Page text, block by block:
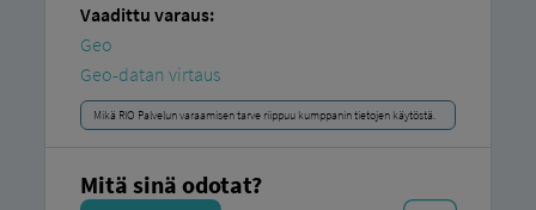
Vaadittu varaus:
Geo
Geo-datan virtaus
Mikä RIO Palvelun varaamisen tarve riippuu kumppanin tietojen käytöstä.
Mitä sinä odotat?